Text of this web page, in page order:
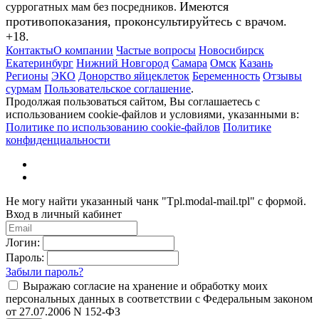
суррогатных мам без посредников. Имеются
противопоказания, проконсультируйтесь с врачом.
+18.
КонтактыО компании Частые вопросы Новосибирск
Екатеринбург Нижний Новгород Самара Омск Казань
Регионы ЭКО Донорство яйцеклеток Беременность Отзывы
сурмам Пользовательское соглашение.
Продолжая пользоваться сайтом, Вы соглашаетесь с
использованием cookie-файлов и условиями, указанными в:
Политике по использованию cookie-файлов Политике
конфиденциальности
Не могу найти указанный чанк "Tpl.modal-mail.tpl" с формой.
Вход в личный кабинет
Логин:
Пароль:
Забыли пароль?
Выражаю согласие на хранение и обработку моих
персональных данных в соответствии с Федеральным законом
от 27.07.2006 N 152-ФЗ